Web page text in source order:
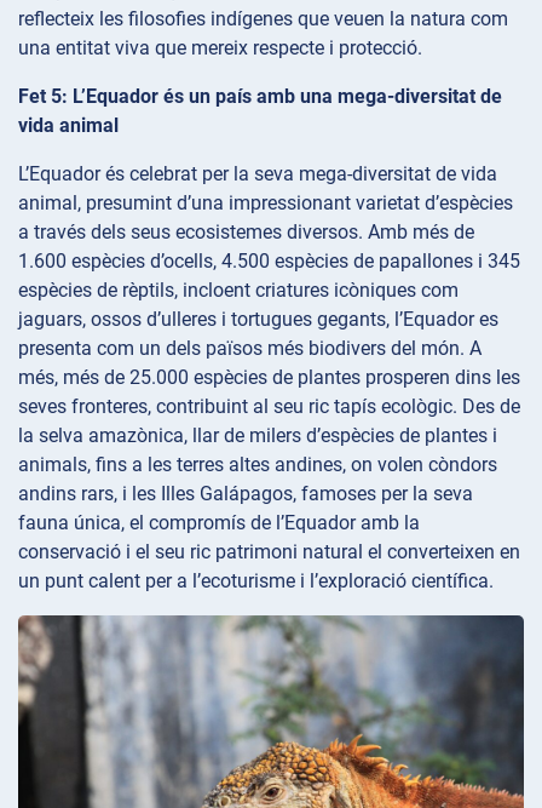
reflecteix les filosofies indígenes que veuen la natura com
una entitat viva que mereix respecte i protecció.
Fet 5: L’Equador és un país amb una mega-diversitat de
vida animal
L’Equador és celebrat per la seva mega-diversitat de vida
animal, presumint d’una impressionant varietat d’espècies
a través dels seus ecosistemes diversos. Amb més de
1.600 espècies d’ocells, 4.500 espècies de papallones i 345
espècies de rèptils, incloent criatures icòniques com
jaguars, ossos d’ulleres i tortugues gegants, l’Equador es
presenta com un dels països més biodivers del món. A
més, més de 25.000 espècies de plantes prosperen dins les
seves fronteres, contribuint al seu ric tapís ecològic. Des de
la selva amazònica, llar de milers d’espècies de plantes i
animals, fins a les terres altes andines, on volen còndors
andins rars, i les Illes Galápagos, famoses per la seva
fauna única, el compromís de l’Equador amb la
conservació i el seu ric patrimoni natural el converteixen en
un punt calent per a l’ecoturisme i l’exploració científica.